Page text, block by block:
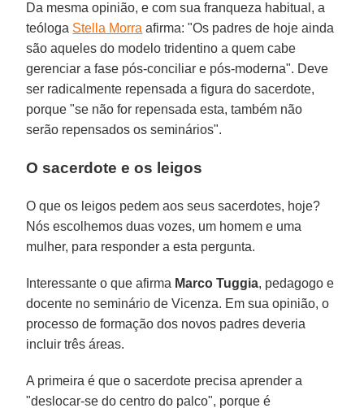
Da mesma opinião, e com sua franqueza habitual, a
teóloga Stella Morra afirma: "Os padres de hoje ainda
são aqueles do modelo tridentino a quem cabe
gerenciar a fase pós-conciliar e pós-moderna". Deve
ser radicalmente repensada a figura do sacerdote,
porque "se não for repensada esta, também não
serão repensados os seminários".
O sacerdote e os leigos
O que os leigos pedem aos seus sacerdotes, hoje?
Nós escolhemos duas vozes, um homem e uma
mulher, para responder a esta pergunta.
Interessante o que afirma Marco Tuggia, pedagogo e
docente no seminário de Vicenza. Em sua opinião, o
processo de formação dos novos padres deveria
incluir três áreas.
A primeira é que o sacerdote precisa aprender a
"deslocar-se do centro do palco", porque é